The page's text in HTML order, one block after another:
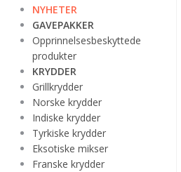
NYHETER
GAVEPAKKER
Opprinnelsesbeskyttede
produkter
KRYDDER
Grillkrydder
Norske krydder
Indiske krydder
Tyrkiske krydder
Eksotiske mikser
Franske krydder